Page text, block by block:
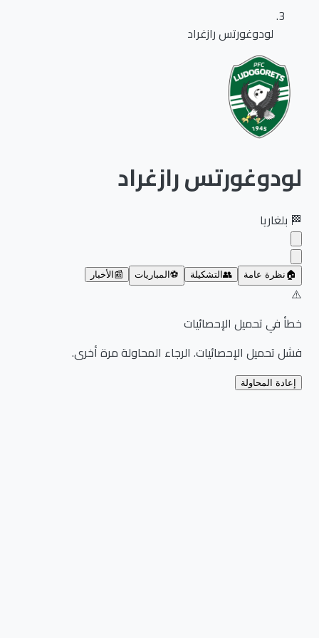
لودوغورتس رازغراد
لودوغورتس رازغراد
بلغاريا
نظرة عامة 👥 التشكيلة ⚽ المباريات 📰 الأخبار
خطأ في تحميل الإحصائيات
فشل تحميل الإحصائيات. الرجاء المحاولة مرة أخرى.
إعادة المحاولة